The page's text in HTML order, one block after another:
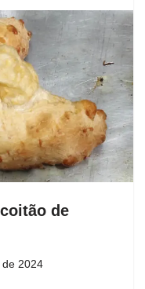
de
de 2024